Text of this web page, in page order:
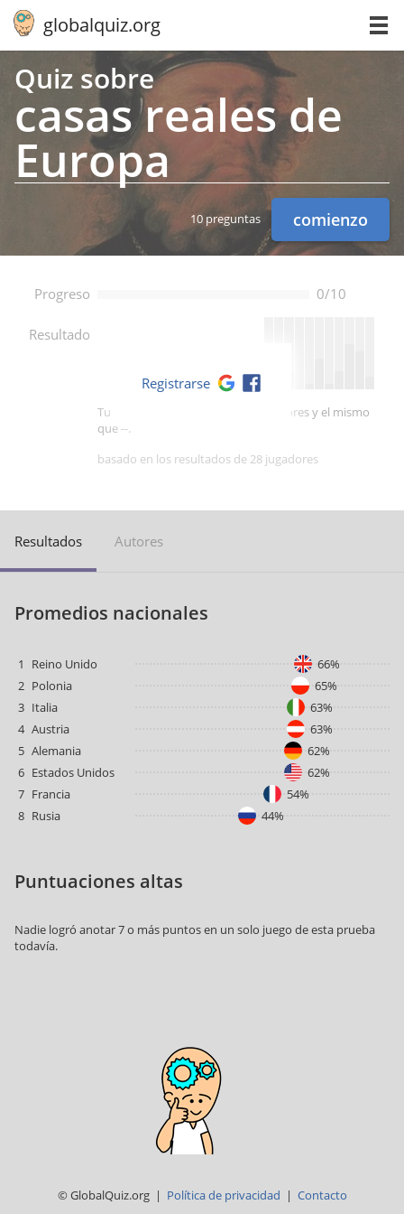
globalquiz.org
Quiz sobre
casas reales de
Europa
10 preguntas comienzo
Progreso 0/10
Resultado
Tu puntaje es mejor que -- de jugadores y el mismo
que --.
basado en los resultados de 28 jugadores
Registrarse
Resultados Autores
Promedios nacionales
1 Reino Unido
66%
2 Polonia
65%
3 Italia
63%
4 Austria
63%
5 Alemania
62%
6 Estados Unidos
62%
7 Francia
54%
8 Rusia 44%
Puntuaciones altas
Nadie logró anotar 7 o más puntos en un solo juego de esta prueba
todavía.
© GlobalQuiz.org | Política de privacidad | Contacto